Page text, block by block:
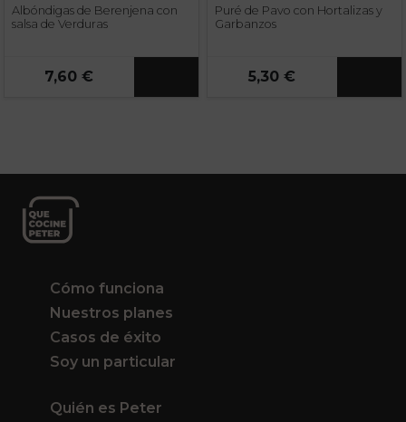
Albóndigas de Berenjena con
salsa de Verduras
7,60 €
Puré de Pavo con Hortalizas y
Garbanzos
5,30 €
Cómo funciona
Nuestros planes
Casos de éxito
Soy un particular
Quién es Peter